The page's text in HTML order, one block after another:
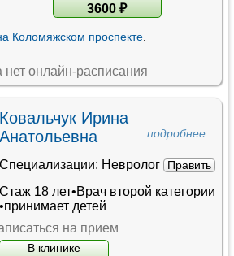
3600 ₽
Коломяжском проспекте.
нет онлайн-расписания
Ковальчук Ирина
Анатольевна
подробнее...
Специализации: Невролог Править
Стаж 18 лет•Врач второй категории
•принимает детей
на прием
В клинике